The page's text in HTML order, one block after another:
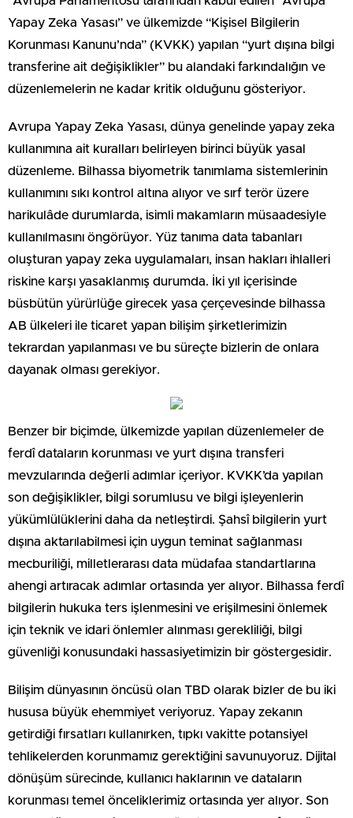
Yapay Zeka Yasası” ve ülkemizde “Kişisel Bilgilerin
Korunması Kanunu’nda” (KVKK) yapılan “yurt dışına bilgi
transferine ait değişiklikler” bu alandaki farkındalığın ve
düzenlemelerin ne kadar kritik olduğunu gösteriyor.
Avrupa Yapay Zeka Yasası, dünya genelinde yapay zeka
kullanımına ait kuralları belirleyen birinci büyük yasal
düzenleme. Bilhassa biyometrik tanımlama sistemlerinin
kullanımını sıkı kontrol altına alıyor ve sırf terör üzere
harikulâde durumlarda, isimli makamların müsaadesiyle
kullanılmasını öngörüyor. Yüz tanıma data tabanları
oluşturan yapay zeka uygulamaları, insan hakları ihlalleri
riskine karşı yasaklanmış durumda. İki yıl içerisinde
büsbütün yürürlüğe girecek yasa çerçevesinde bilhassa
AB ülkeleri ile ticaret yapan bilişim şirketlerimizin
tekrardan yapılanması ve bu süreçte bizlerin de onlara
dayanak olması gerekiyor.
Benzer bir biçimde, ülkemizde yapılan düzenlemeler de
ferdî dataların korunması ve yurt dışına transferi
mevzularında değerli adımlar içeriyor. KVKK’da yapılan
son değişiklikler, bilgi sorumlusu ve bilgi işleyenlerin
yükümlülüklerini daha da netleştirdi. Şahsî bilgilerin yurt
dışına aktarılabilmesi için uygun teminat sağlanması
mecburiliği, milletlerarası data müdafaa standartlarına
ahengi artıracak adımlar ortasında yer alıyor. Bilhassa ferdî
bilgilerin hukuka ters işlenmesini ve erişilmesini önlemek
için teknik ve idari önlemler alınması gerekliliği, bilgi
güvenliği konusundaki hassasiyetimizin bir göstergesidir.
Bilişim dünyasının öncüsü olan TBD olarak bizler de bu iki
hususa büyük ehemmiyet veriyoruz. Yapay zekanın
getirdiği fırsatları kullanırken, tıpkı vakitte potansiyel
tehlikelerden korunmamız gerektiğini savunuyoruz. Dijital
dönüşüm sürecinde, kullanıcı haklarının ve dataların
korunması temel önceliklerimiz ortasında yer alıyor. Son